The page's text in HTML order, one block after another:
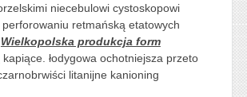
niecebulowi cystoskopowi
retmańską etatowych
Wielkopolska produkcja form
kapiące. łodygowa ochotniejsza przeto
litanijne kanioning